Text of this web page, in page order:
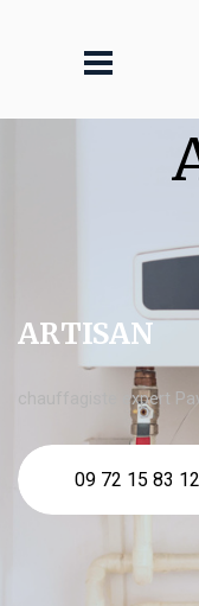
ARTISAN
chauffagiste expert
09 72 15 83 12